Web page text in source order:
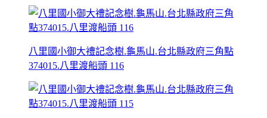
八里國小御大禮記念樹.龜馬山.台北縣政府三角點
374015.八里渡船頭 116